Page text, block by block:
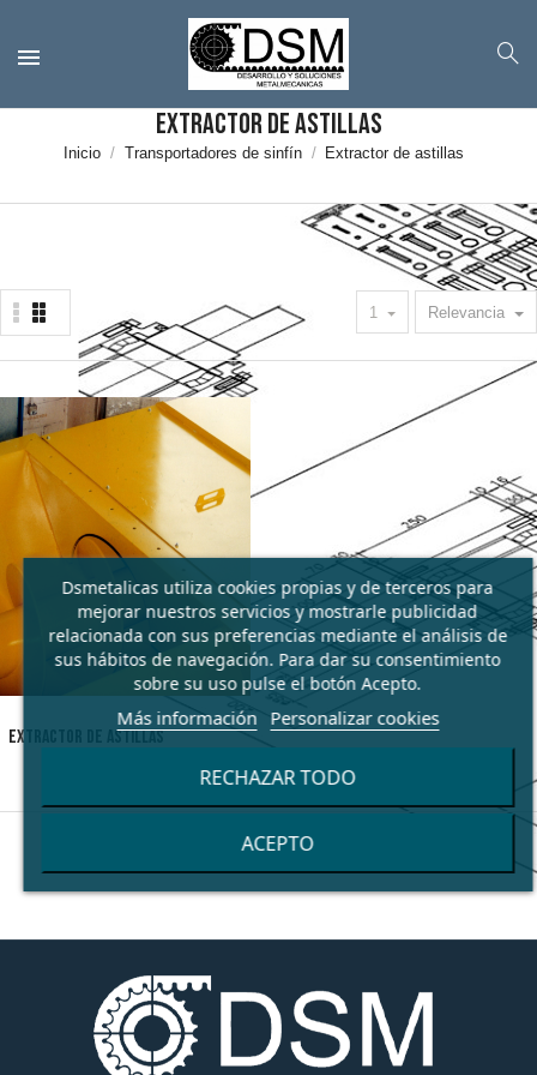
Extractor de astillas
Inicio Transportadores de sinfín Extractor de astillas
1 Relevancia
EXTRACTOR DE ASTILLAS
Dsmetalicas utiliza cookies propias y de terceros para
mejorar nuestros servicios y mostrarle publicidad
relacionada con sus preferencias mediante el análisis de
sus hábitos de navegación. Para dar su consentimiento
sobre su uso pulse el botón Acepto.
Más información Personalizar cookies
RECHAZAR TODO
ACEPTO